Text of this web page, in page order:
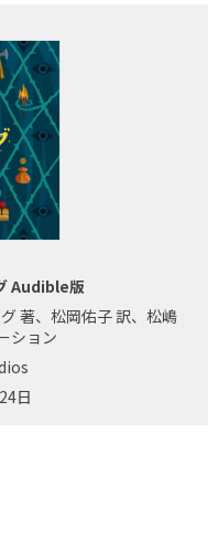
Audible版
著、松岡佑子 訳、松嶋
ション
日